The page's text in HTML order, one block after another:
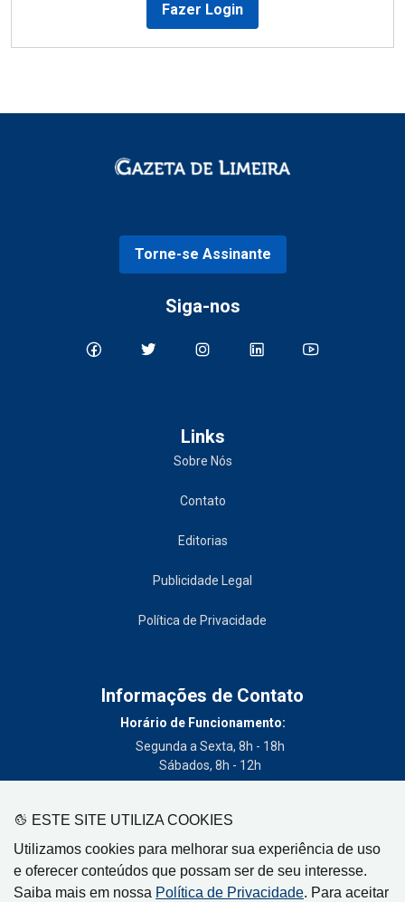
ESTE SITE UTILIZA COOKIES
Utilizamos cookies para melhorar sua experiência de uso
e oferecer conteúdos que possam ser de seu interesse.
Saiba mais em nossa Política de Privacidade. Para aceitar
Fazer Login
Torne-se Assinante
Siga-nos
Links
Sobre Nós
Contato
Editorias
Publicidade Legal
Política de Privacidade
Informações de Contato
Horário de Funcionamento:
Segunda a Sexta, 8h - 18h
Sábados, 8h - 12h
(19) 3404-3700
Circulação:
Limeira - SP, Artur Nogueira - SP, Cordeirópolis - SP,
Engenheiro Coelho - SP, Iracemápolis - SP